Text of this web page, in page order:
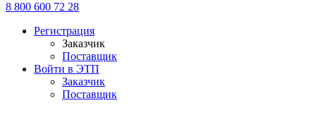
8 800 600 72 28
Регистрация
Заказчик
Поставщик
Войти в ЭТП
Заказчик
Поставщик